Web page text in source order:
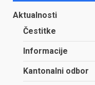
Aktualnosti
Čestitke
Informacije
Kantonalni odbor